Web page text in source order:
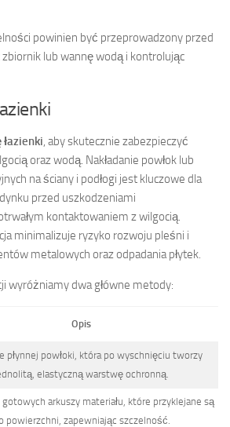
powinien być przeprowadzony przed
zbiornik lub wannę wodą i kontrolując
, aby skutecznie zabezpieczyć
oraz wodą. Nakładanie powłok lub
na ściany i podłogi jest kluczowe dla
przed uszkodzeniami
kontaktowaniem z wilgocią.
minimalizuje ryzyko rozwoju pleśni i
metalowych oraz odpadania płytek.
wyróżniamy dwa główne metody:
Opis
płynnej powłoki, która po wyschnięciu tworzy
elastyczną warstwę ochronną.
arkuszy materiału, które przyklejane są
powierzchni, zapewniając szczelność.